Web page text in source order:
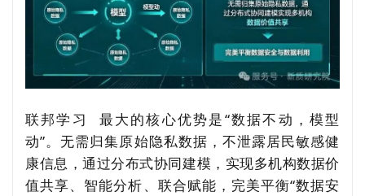
联邦学习 最大的核心优势是“数据不动，模型
动”。无需归集原始隐私数据，不泄露居民敏感健
康信息，通过分布式协同建模，实现多机构数据价
值共享、智能分析、联合赋能，完美平衡“数据安